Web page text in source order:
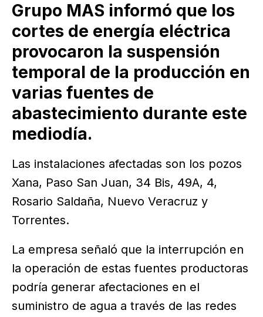
Grupo MAS informó que los
cortes de energía eléctrica
provocaron la suspensión
temporal de la producción en
varias fuentes de
abastecimiento durante este
mediodía.
Las instalaciones afectadas son los pozos
Xana, Paso San Juan, 34 Bis, 49A, 4,
Rosario Saldaña, Nuevo Veracruz y
Torrentes.
La empresa señaló que la interrupción en
la operación de estas fuentes productoras
podría generar afectaciones en el
suministro de agua a través de las redes